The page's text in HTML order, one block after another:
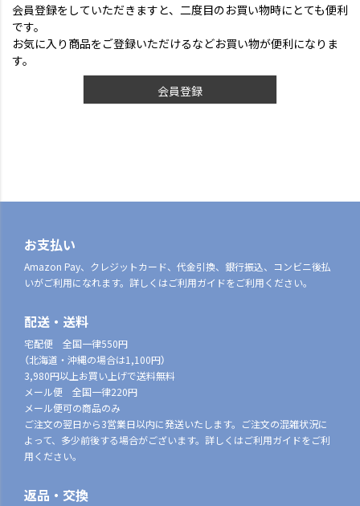
会員登録をしていただきますと、二度目のお買い物時にとても便利
です。
お気に入り商品をご登録いただけるなどお買い物が便利になりま
す。
会員登録
お支払い
Amazon Pay、クレジットカード、代金引換、銀行振込、コンビニ後払
いがご利用になれます。詳しくはご利用ガイドをご利用ください。
配送・送料
宅配便 全国一律550円
（北海道・沖縄の場合は1,100円）
3,980円以上お買い上げで送料無料
メール便 全国一律220円
メール便可の商品のみ
ご注文の翌日から3営業日以内に発送いたします。ご注文の混雑状況に
よって、多少前後する場合がございます。詳しくはご利用ガイドをご利
用ください。
返品・交換